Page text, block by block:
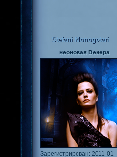
Stefani Monogotari
неоновая Венера
Зарегистрирован: 2011-01-